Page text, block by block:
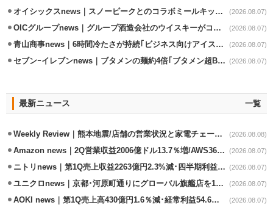
オイシックスnews｜スノーピークとのコラボミールキット8/13発売 (2026.08.07)
OICグループnews｜グループ酒造会社のウイスキーがコンペティション受賞 (2026.08.07)
青山商事news｜6時間冷たさが持続｢ビジネス向けアイスベスト｣発売 (2026.08.07)
セブンｰイレブンnews｜ブタメンの麺約4倍｢ブタメン超BIG｣8/11から限定発売 (2026.08.07)
最新ニュース 一覧
Weekly Review｜熊本地震/店舗の営業状況と家電チェーンの支援策 (2026.08.08)
Amazon news｜2Q営業収益2006億ドル13.7％増/AWS36.8％％増が貢献 (2026.08.07)
ニトリnews｜第1Q売上収益2263億円2.3%減･四半期利益1.4％減 (2026.08.07)
ユニクロnews｜京都･河原町通りにグローバル旗艦店を11/6開設 (2026.08.07)
AOKI news｜第1Q売上高430億円1.6％減･経常利益54.6％減 (2026.08.07)